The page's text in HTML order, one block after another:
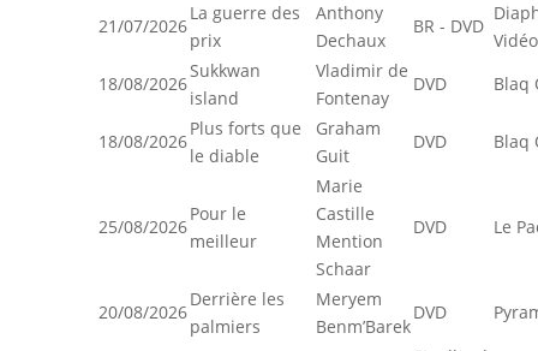
21/07/2026
La guerre des
prix
Anthony
Dechaux
BR - DVD
Vidéo
18/08/2026
Sukkwan
island
Vladimir de
Fontenay
DVD Blaq
18/08/2026
Plus forts que
le diable
Graham
Guit
DVD Blaq
25/08/2026
Pour le
meilleur
Marie
Castille
Mention
Schaar
DVD Le
20/08/2026
Derrière les
palmiers
Meryem
Benm’Barek
DVD